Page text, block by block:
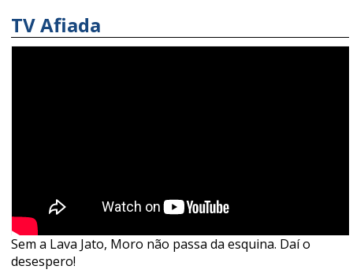
TV Afiada
Sem a Lava Jato, Moro não passa da esquina. Daí o
desespero!